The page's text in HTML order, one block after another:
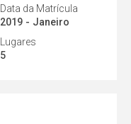
Data da Matrícula
2019 - Janeiro
Lugares
5